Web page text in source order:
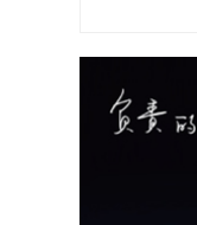
2026-08-07
据万创投行
方案提供商
D++轮系列